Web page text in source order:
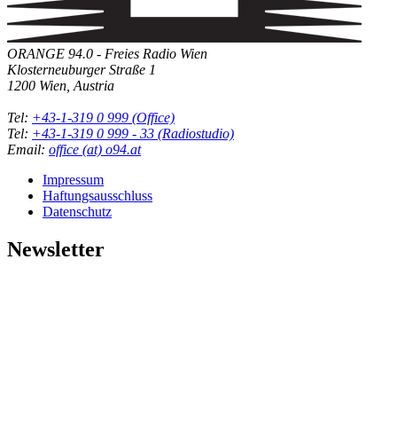
ORANGE 94.0 - Freies Radio Wien
Klosterneuburger Straße 1
1200 Wien, Austria
Tel: +43-1-319 0 999 (Office)
Tel: +43-1-319 0 999 - 33 (Radiostudio)
Email: office (at) o94.at
Impressum
Haftungsausschluss
Datenschutz
Newsletter